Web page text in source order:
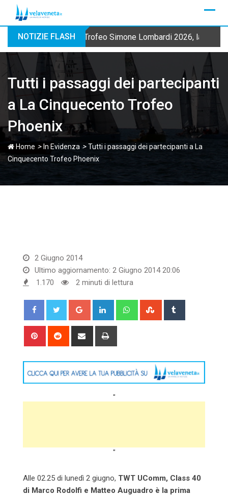
NOTIZIE FLASH Trofeo Simone Lombardi 2026, la
Tutti i passaggi dei partecipanti
a La Cinquecento Trofeo
Phoenix
Home > In Evidenza >Tutti i passaggi dei partecipanti a La
Cinquecento Trofeo Phoenix
2 Giugno 2014
Ultimo aggiornamento: 2 Giugno 2014 20:06
1.170
2 minuti di lettura
Google+ LinkedIn WhatsappStumbleUpon
Pinterest Reddit
Share
"
"
Alle 02.25 di lunedì 2 giugno, TWT UComm, Class 40
di Marco Rodolfi e Matteo Auguadro è la prima